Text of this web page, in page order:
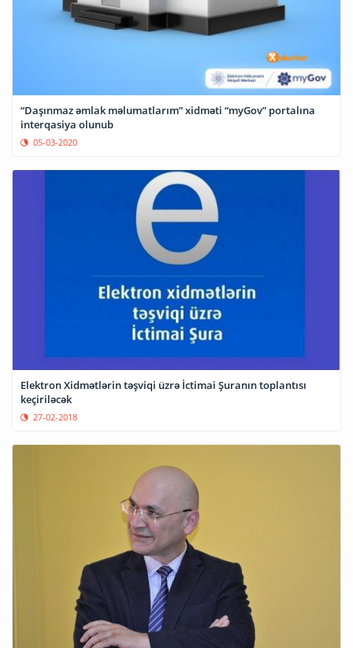
“Daşınmaz əmlak məlumatlarım” xidməti “myGov” portalına
interqasiya olunub
05-03-2020
Elektron Xidmətlərin təşviqi üzrə İctimai Şuranın toplantısı
keçiriləcək
27-02-2018